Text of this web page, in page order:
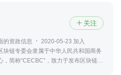
 关注
的资政信息
2020-05-23 加入
块链专委会隶属于中华人民共和国商务
简称“CECBC”，致力于发布区块链领